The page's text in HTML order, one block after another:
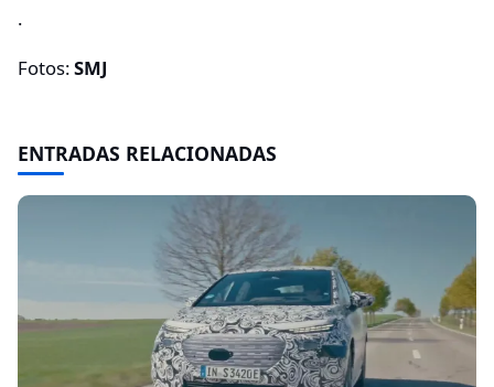
.
Fotos:SMJ
ENTRADAS RELACIONADAS